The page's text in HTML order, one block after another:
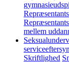
mellem
serviceeftersyn
Skriftlighed